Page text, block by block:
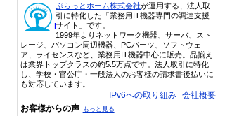
ぷらっとホーム株式会社が運用する、法人取
引に特化した「業務用IT機器専門の調達支援
サイト」です。
1999年よりネットワーク機器、サーバ、スト
レージ、パソコン周辺機器、PCパーツ、ソフトウェ
ア、ライセンスなど、業務用IT機器中心に販売。品揃え
は業界トップクラスの約5.5万点です。法人取引に特化
し、学校・官公庁・一般法人のお客様の請求書後払いに
も対応しています。
IPv6への取り組み 会社概要
お客様からの声 もっと見る